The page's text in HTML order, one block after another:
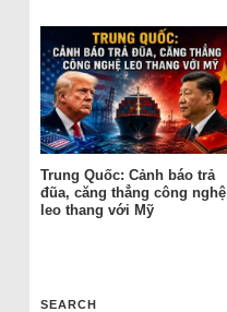
Trung Quốc: Cảnh báo trả
đũa, căng thẳng công nghệ
leo thang với Mỹ
SEARCH